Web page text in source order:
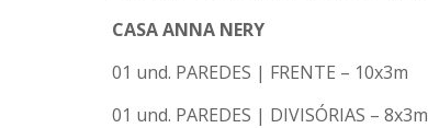
CASA ANNA NERY
01 und. PAREDES | FRENTE – 10x3m
01 und. PAREDES | DIVISÓRIAS – 8x3m